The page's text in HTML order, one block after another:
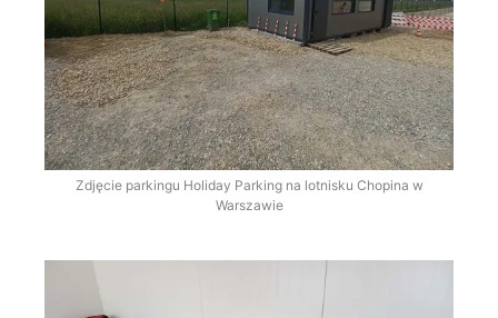
Zdjęcie parkingu Holiday Parking na lotnisku Chopina w
Warszawie